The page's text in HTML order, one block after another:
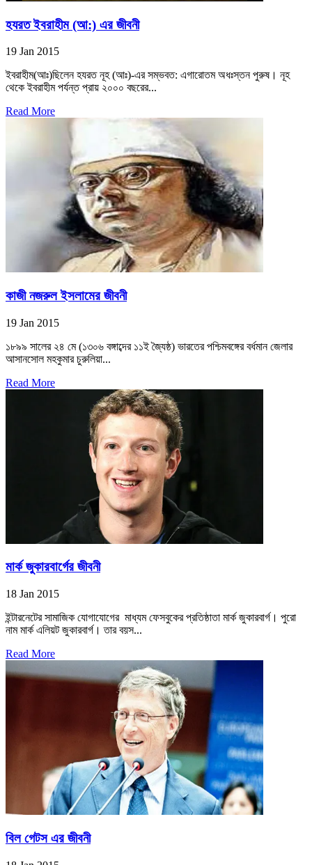
হযরত ইবরাহীম (আ:) এর জীবনী
19 Jan 2015
ইবরাহীম(আঃ)ছিলেন হযরত নূহ (আঃ)-এর সম্ভবত: এগারোতম অধঃস্তন পুরুষ। নূহ
থেকে ইবরাহীম পর্যন্ত প্রায় ২০০০ বছরের...
Read More
কাজী নজরুল ইসলামের জীবনী
19 Jan 2015
১৮৯৯ সালের ২৪ মে (১৩০৬ বঙ্গাব্দের ১১ই জ্যৈষ্ঠ) ভারতের পশ্চিমবঙ্গের বর্ধমান জেলার
আসানসোল মহকুমার চুরুলিয়া...
Read More
মার্ক জুকারবার্গের জীবনী
18 Jan 2015
ইন্টারনেটের সামাজিক যোগাযোগের মাধ্যম ফেসবুকের প্রতিষ্ঠাতা মার্ক জুকারবার্গ। পুরো
নাম মার্ক এলিয়ট জুকারবার্গ। তার বয়স...
Read More
বিল গেটস এর জীবনী